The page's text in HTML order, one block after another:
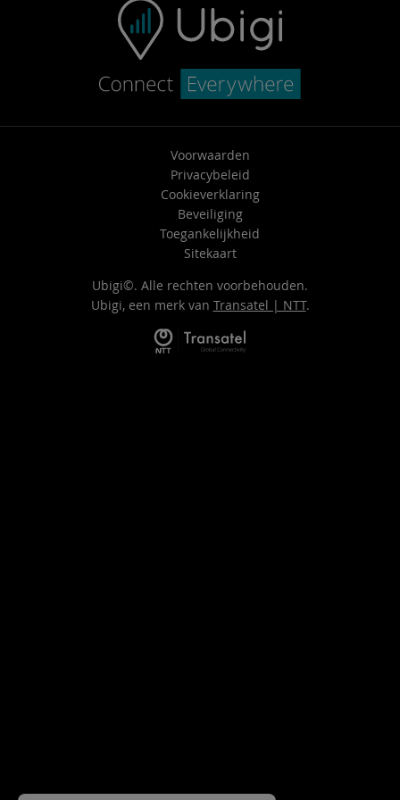
Voorwaarden
Privacybeleid
Cookieverklaring
Beveiliging
Toegankelijkheid
Sitekaart
Ubigi©. Alle rechten voorbehouden.
Ubigi, een merk van Transatel | NTT.